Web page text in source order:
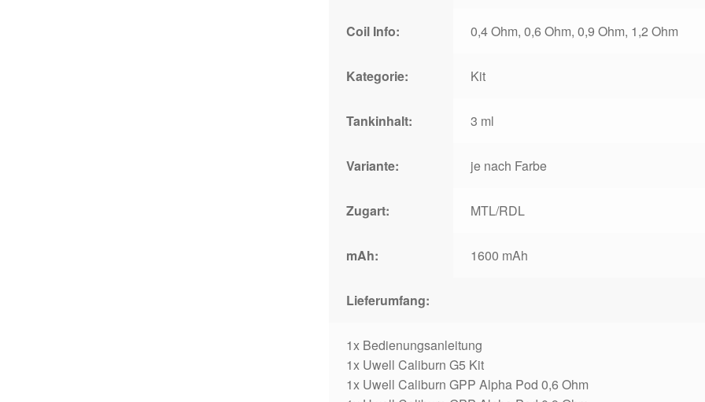
Coil Info: 0,4 Ohm, 0,6 Ohm, 0,9 Ohm, 1,2 Ohm
Kategorie: Kit
Tankinhalt: 3 ml
Variante: je nach Farbe
Zugart: MTL/RDL
mAh: 1600 mAh
Lieferumfang:
1x Bedienungsanleitung
1x Uwell Caliburn G5 Kit
1x Uwell Caliburn GPP Alpha Pod 0,6 Ohm